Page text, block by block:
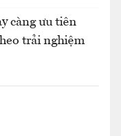
càng ưu tiên
trải nghiệm